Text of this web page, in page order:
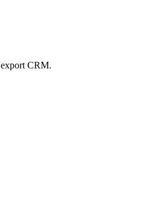
CRM.